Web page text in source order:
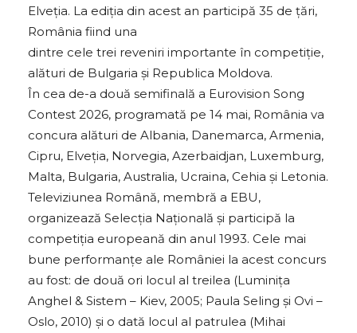
Elveția. La ediția din acest an participă 35 de țări,
România fiind una
dintre cele trei reveniri importante în competiție,
alături de Bulgaria și Republica Moldova.
În cea de-a două semifinală a Eurovision Song
Contest 2026, programată pe 14 mai, România va
concura alături de Albania, Danemarca, Armenia,
Cipru, Elveția, Norvegia, Azerbaidjan, Luxemburg,
Malta, Bulgaria, Australia, Ucraina, Cehia și Letonia.
Televiziunea Română, membră a EBU,
organizează Selecția Națională și participă la
competiția europeană din anul 1993. Cele mai
bune performanțe ale României la acest concurs
au fost: de două ori locul al treilea (Luminița
Anghel & Sistem – Kiev, 2005; Paula Seling și Ovi –
Oslo, 2010) și o dată locul al patrulea (Mihai